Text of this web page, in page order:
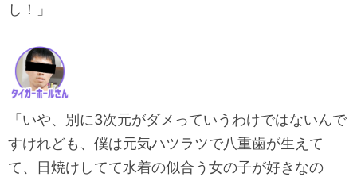
し！」
「いや、別に3次元がダメっていうわけではないんで
すけれども、僕は元気ハツラツで八重歯が生えて
て、日焼けしてて水着の似合う女の子が好きなの